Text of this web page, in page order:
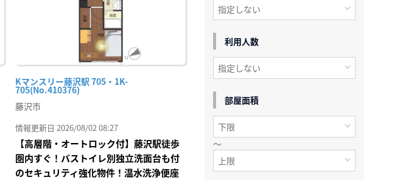
Kマンスリー藤沢駅 705・1K-
705(No.410376)
藤沢市
情報更新日 2026/08/02 08:27
【高層階・オートロック付】藤沢駅徒歩
圏内すぐ！バストイレ別独立洗面台も付
のセキュリティ強化物件！温水洗浄便座
利用人数
部屋面積
～